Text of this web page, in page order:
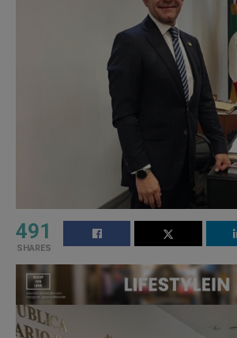
491
SHARES